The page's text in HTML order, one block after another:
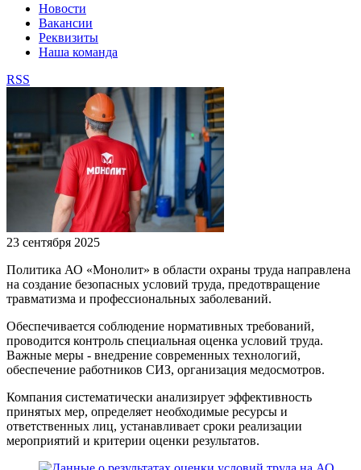
Новости
Вакансии
Реквизиты
Наша команда
RSS
23 сентября 2025
Политика АО «Монолит» в области охраны труда направлена
на создание безопасных условий труда, предотвращение
травматизма и профессиональных заболеваний.
Обеспечивается соблюдение нормативных требований,
проводится контроль специальная оценка условий труда.
Важные меры - внедрение современных технологий,
обеспечение работников СИЗ, организация медосмотров.
Компания систематически анализирует эффективность
принятых мер, определяет необходимые ресурсы и
ответственных лиц, устанавливает сроки реализации
мероприятий и критерии оценки результатов.